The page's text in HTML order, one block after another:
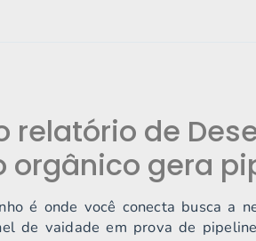
relatório de
orgânico gera
é onde você conecta busca a
de vaidade em prova de